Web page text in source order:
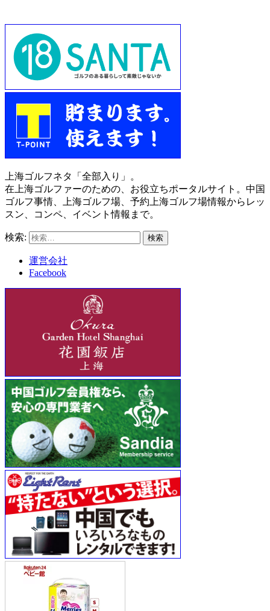
上海ゴルフネタ「全部入り」。
在上海ゴルファーのための、お役立ちポータルサイト。中国
ゴルフ事情、上海ゴルフ場、予約上海ゴルフ場情報からレッ
スン、コンペ、イベント情報まで。
検索:
運営会社
Facebook